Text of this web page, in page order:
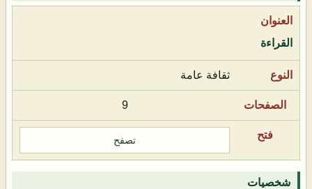
القراءة
ثقافة عامة
9
تصفح
شخصيات